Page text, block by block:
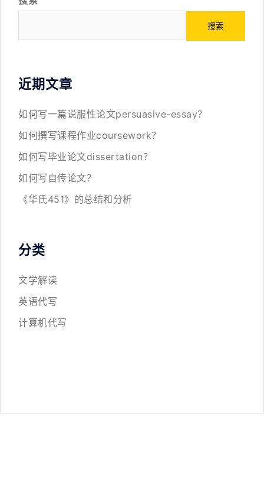
搜索
近期文章
如何写一篇说服性论文persuasive-essay？
如何撰写课程作业coursework？
如何写毕业论文dissertation？
如何写自传论文？
《华氏451》的总结和分析
分类
文学解读
英语代写
计算机代写